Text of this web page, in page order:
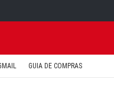
GUIA DE COMPRAS